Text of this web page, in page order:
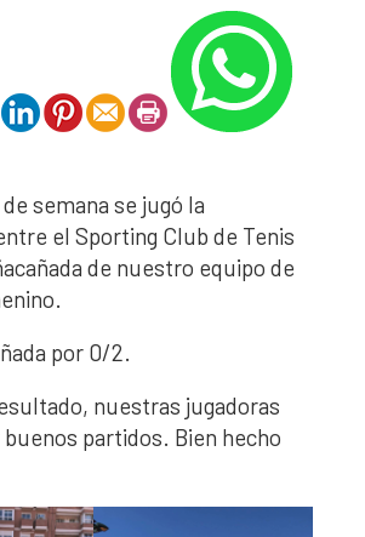
semana se jugó la
el Sporting Club de Tenis
de nuestro equipo de
por 0/2.
nuestras jugadoras
partidos. Bien hecho